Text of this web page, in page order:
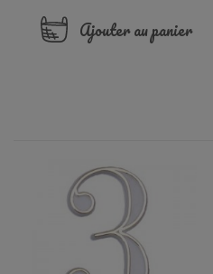
Ajouter au panier